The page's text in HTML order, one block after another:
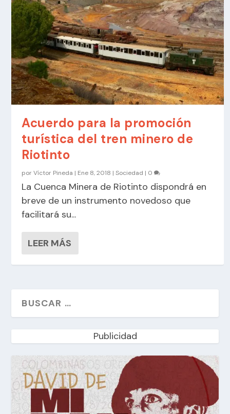
Acuerdo para la promoción
turística del tren minero de
Riotinto
porVíctor Pineda | Ene 8, 2018 |Sociedad | 0
La Cuenca Minera de Riotinto dispondrá en
breve de un instrumento novedoso que
facilitará su...
LEER MÁS
Publicidad